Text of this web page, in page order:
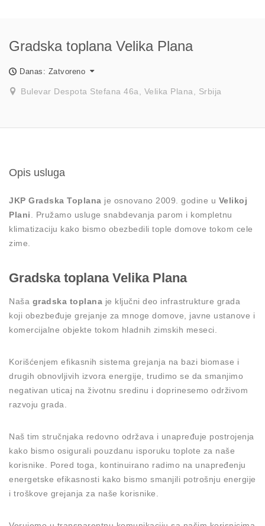
Gradska toplana Velika Plana
Danas: Zatvoreno
Bulevar Despota Stefana 46a, Velika Plana, Srbija
Opis usluga
JKP Gradska Toplana je osnovano 2009. godine u Velikoj
Plani . Pružamo usluge snabdevanja parom i kompletnu
klimatizaciju kako bismo obezbedili tople domove tokom cele
zime.
Gradska toplana Velika Plana
Naša gradska toplana je ključni deo infrastrukture grada
koji obezbeđuje grejanje za mnoge domove, javne ustanove i
komercijalne objekte tokom hladnih zimskih meseci.
Korišćenjem efikasnih sistema grejanja na bazi biomase i
drugih obnovljivih izvora energije, trudimo se da smanjimo
negativan uticaj na životnu sredinu i doprinesemo održivom
razvoju grada.
Naš tim stručnjaka redovno održava i unapređuje postrojenja
kako bismo osigurali pouzdanu isporuku toplote za naše
korisnike. Pored toga, kontinuirano radimo na unapređenju
energetske efikasnosti kako bismo smanjili potrošnju energije
i troškove grejanja za naše korisnike.